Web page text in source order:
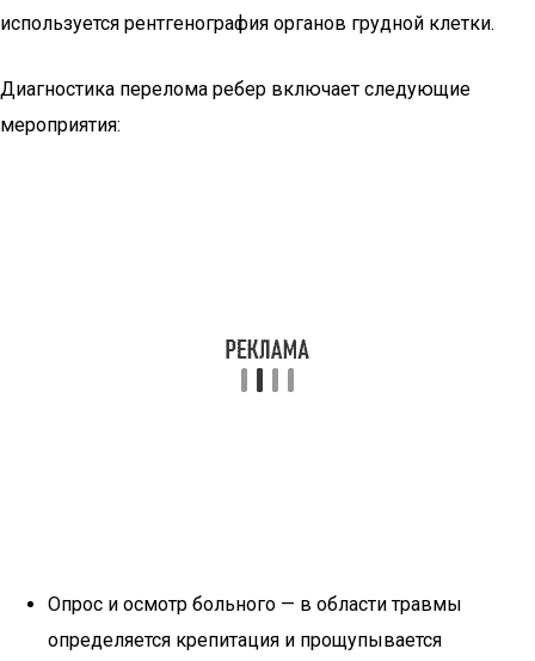
используется рентгенография органов грудной клетки.
Диагностика перелома ребер включает следующие
мероприятия:
Опрос и осмотр больного — в области травмы
определяется крепитация и прощупывается